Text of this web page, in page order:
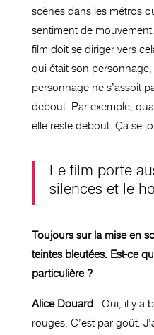
scènes dans les métros
sentiment de
film doit se diriger vers
qui était son
personnage ne s’assoit
debout. Par exemple,
elle reste debout. Ça se
Le film porte
silences et le
Toujours sur la mise en
teintes bleutées. Est-ce
particulière ?
Alice Douard : Oui, il y a
rouges. C’est par goût.